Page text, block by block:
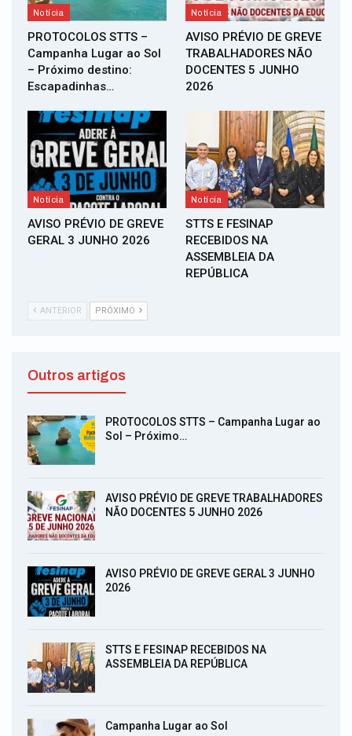
Notícia
PROTOCOLOS STTS –
Campanha Lugar ao Sol
– Próximo destino:
Escapadinhas…
Notícia
AVISO PRÉVIO DE GREVE
TRABALHADORES NÃO
DOCENTES 5 JUNHO
2026
Notícia
AVISO PRÉVIO DE GREVE
GERAL 3 JUNHO 2026
Notícia
STTS E FESINAP
RECEBIDOS NA
ASSEMBLEIA DA
REPÚBLICA
ANTERIOR PRÓXIMO
Outros artigos
PROTOCOLOS STTS – Campanha Lugar ao
Sol – Próximo…
AVISO PRÉVIO DE GREVE TRABALHADORES
NÃO DOCENTES 5 JUNHO 2026
AVISO PRÉVIO DE GREVE GERAL 3 JUNHO
2026
STTS E FESINAP RECEBIDOS NA
ASSEMBLEIA DA REPÚBLICA
Campanha Lugar ao Sol